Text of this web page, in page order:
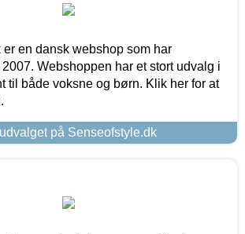
er en dansk webshop som har
Webshoppen har et stort udvalg i
til både voksne og børn. Klik her for at
på Senseofstyle.dk